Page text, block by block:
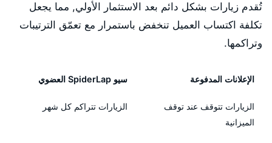
تُقدم زيارات بشكل دائم بعد الاستثمار الأولي, مما يجعل
تكلفة اكتساب العميل تنخفض باستمرار مع تعمّق الترتيبات
وتراكمها.
الإعلانات المدفوعة سيو SpiderLap العضوي
الزيارات تتوقف عند توقف
الميزانية
الزيارات تتراكم كل شهر